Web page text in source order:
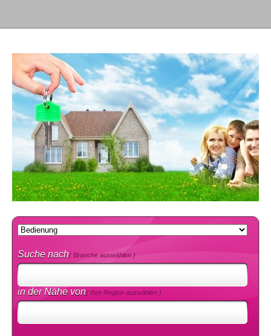
Suche nach( Branche auswählen )
in der Nähe von( Ihre Region auswählen )